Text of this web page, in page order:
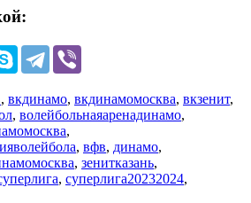
, вкдинамо, вкдинамомосква, вкзенит,
, волейбольнаяаренадинамо,
,
, вфв, динамо,
, зенитказань,
, суперлига20232024,